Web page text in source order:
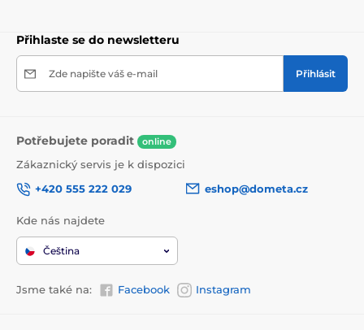
Přihlaste se do newsletteru
Zde napište váš e-mail Přihlásit
Potřebujete poradit online
Zákaznický servis je k dispozici
+420 555 222 029
eshop@dometa.cz
Kde nás najdete
Čeština
Jsme také na: Facebook Instagram